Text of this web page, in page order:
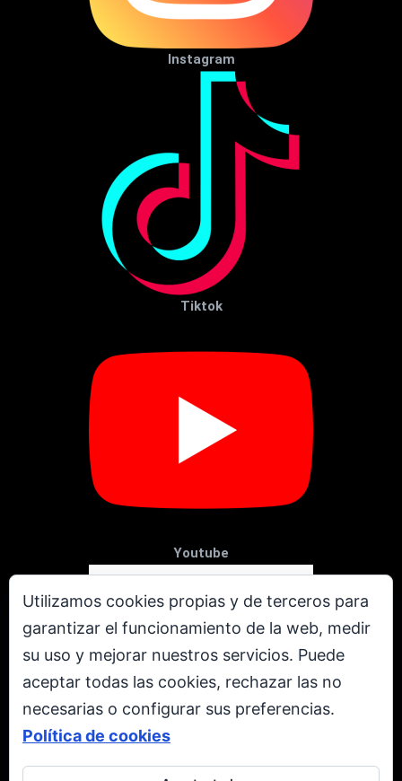
Utilizamos cookies propias y de terceros para
garantizar el funcionamiento de la web, medir
su uso y mejorar nuestros servicios. Puede
aceptar todas las cookies, rechazar las no
necesarias o configurar sus preferencias.
Política de cookies
Instagram
Tiktok
Youtube